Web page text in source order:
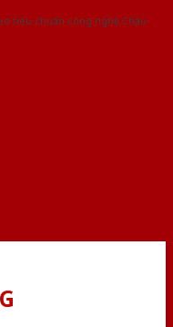
tiêu chuẩn công nghệ Châu